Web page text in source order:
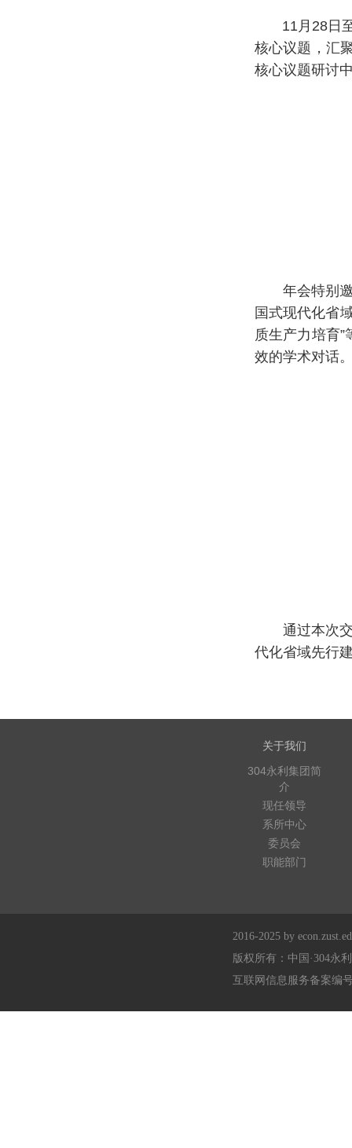
11月28日至
核心议题，汇
核心议题研讨
年会特别邀
国式现代化省
质生产力培育
效的学术对话
通过本次交
代化省域先行
关于我们
304永利集团简
介
现任领导
系所中心
委员会
职能部门
2016-2025 by
版权所有：中国·304永
互联网信息服务备案编